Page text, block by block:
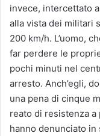
invece, intercettato
alla vista dei militari
200 km/h. L’uomo,
far perdere le
pochi minuti nel
arresto. Anch’egli,
una pena di cinque
reato di resistenza
hanno denunciato